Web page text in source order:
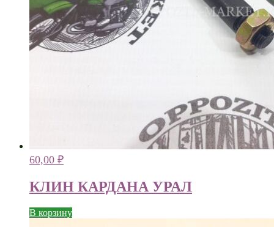
60,00 ₽
КЛИН КАРДАНА УРАЛ
В корзину